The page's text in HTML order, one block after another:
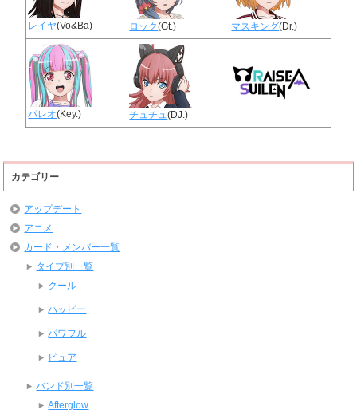
レイヤ(Vo&Ba) ロック(Gt.) マスキング(Dr.)
パレオ(Key.) チュチュ(DJ.)
カテゴリー
アップデート
アニメ
カード・メンバー一覧
タイプ別一覧
クール
ハッピー
パワフル
ピュア
バンド別一覧
Afterglow